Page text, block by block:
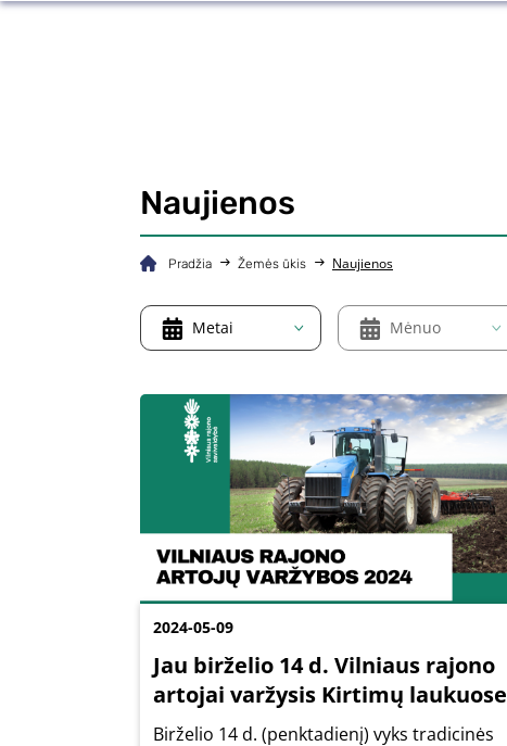
Naujienos
Pradžia Žemės ūkis Naujienos
Metai Mėnuo
2024-05-09
Jau birželio 14 d. Vilniaus rajono
artojai varžysis Kirtimų laukuose
Birželio 14 d. (penktadienį) vyks tradicinės